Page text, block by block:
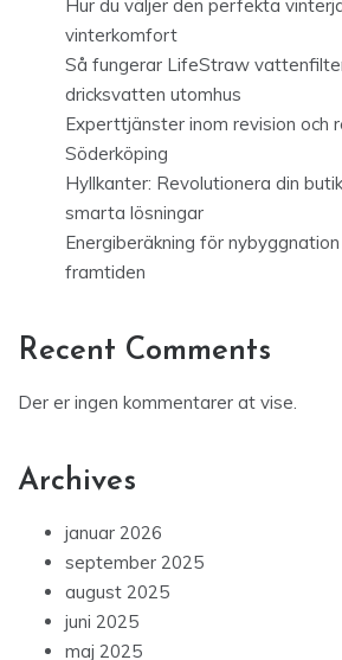
Hur du väljer den perfekta
vinterkomfort
Så fungerar LifeStraw
dricksvatten utomhus
Experttjänster inom revision och
Söderköping
Hyllkanter: Revolutionera din
smarta lösningar
Energiberäkning för
framtiden
Recent Comments
Der er ingen kommentarer at vise.
Archives
januar 2026
september 2025
august 2025
juni 2025
maj 2025